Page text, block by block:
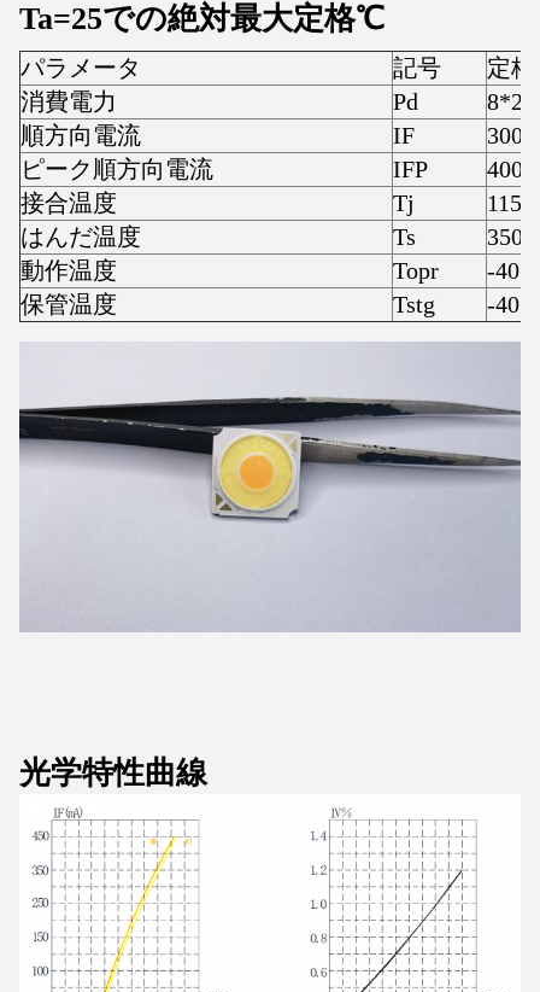
Ta=25での絶対最大定格℃
パラメータ 記号
定格
消費電力
Pd
順方向電流
IF
300
ピーク順方向電流
IFP
400
接合温度
Tj
115
はんだ温度
Ts
350
動作温度
Topr
-40
保管温度
Tstg -40
光学特性曲線